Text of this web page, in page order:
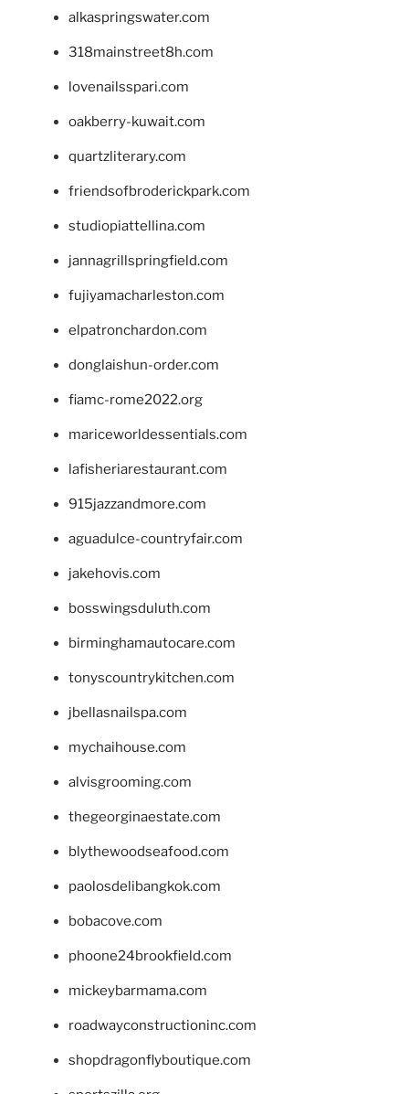
alkaspringswater.com
318mainstreet8h.com
lovenailsspari.com
oakberry-kuwait.com
quartzliterary.com
friendsofbroderickpark.com
studiopiattellina.com
jannagrillspringfield.com
fujiyamacharleston.com
elpatronchardon.com
donglaishun-order.com
fiamc-rome2022.org
mariceworldessentials.com
lafisheriarestaurant.com
915jazzandmore.com
aguadulce-countryfair.com
jakehovis.com
bosswingsduluth.com
birminghamautocare.com
tonyscountrykitchen.com
jbellasnailspa.com
mychaihouse.com
alvisgrooming.com
thegeorginaestate.com
blythewoodseafood.com
paolosdelibangkok.com
bobacove.com
phoone24brookfield.com
mickeybarmama.com
roadwayconstructioninc.com
shopdragonflyboutique.com